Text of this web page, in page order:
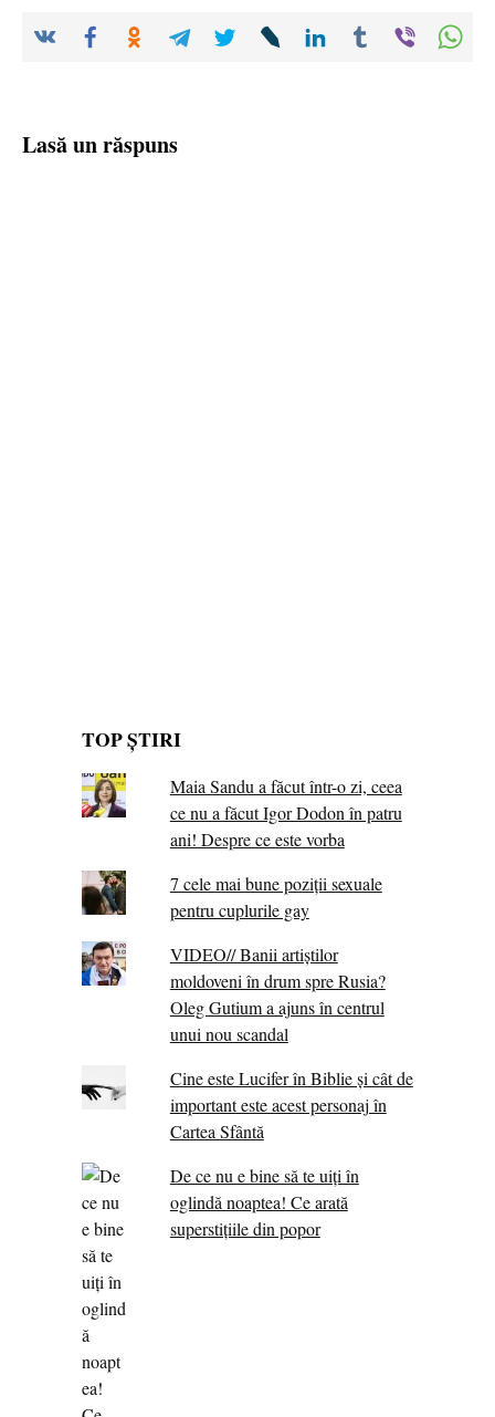
Lasă un răspuns
TOP ȘTIRI
Maia Sandu a făcut într-o zi, ceea
ce nu a făcut Igor Dodon în patru
ani! Despre ce este vorba
7 cele mai bune poziții sexuale
pentru cuplurile gay
VIDEO// Banii artiștilor
moldoveni în drum spre Rusia?
Oleg Gutium a ajuns în centrul
unui nou scandal
Cine este Lucifer în Biblie și cât de
important este acest personaj în
Cartea Sfântă
De ce nu e bine să te uiți în
oglindă noaptea! Ce arată
superstițiile din popor